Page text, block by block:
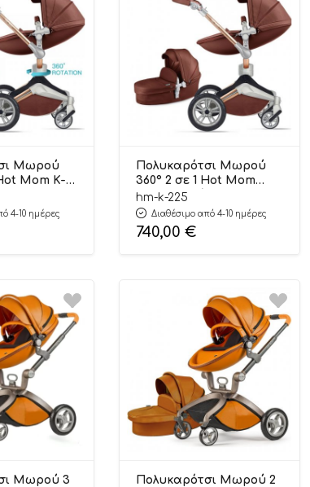
Μωρού
Mom K-
4-10 ημέρες
Πολυκαρότσι Μωρού
360° 2 σε 1 Hot Mom
Κ-225 Καφέ (6 Άτοκες
Δόσεις)
hm-k-225
Διαθέσιμο από 4-10 ημέρες
740,00 €
Μωρού 3
Πολυκαρότσι Μωρού 2